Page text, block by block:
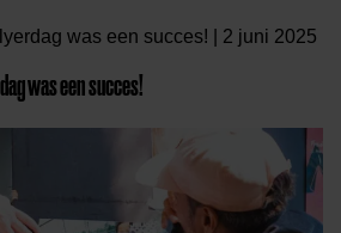
was een succes! | 2 juni 2025
was een succes!